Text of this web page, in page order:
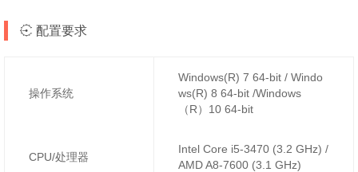
配置要求
操作系统
Windows(R) 7 64-bit / Windo
ws(R) 8 64-bit /Windows
（R）10 64-bit
CPU/处理器
Intel Core i5-3470 (3.2 GHz) /
AMD A8-7600 (3.1 GHz)